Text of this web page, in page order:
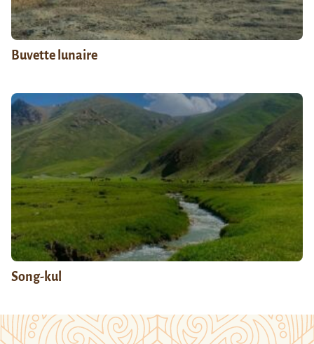
Buvette lunaire
Song-kul